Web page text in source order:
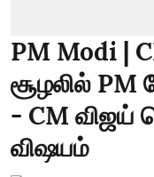
PM Modi |
சூழலில் PM
- CM விஜய்
விஷயம்